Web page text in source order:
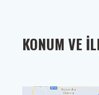
KONUM VE